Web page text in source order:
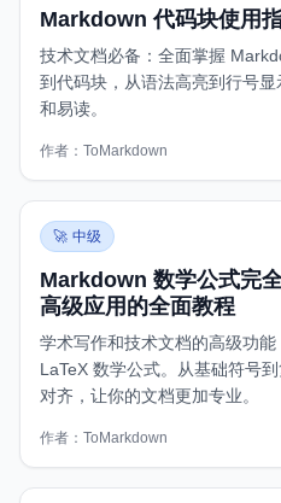
Markdown 代码块使用
技术文档必备：全面掌握
到代码块，从语法高亮到行号
和易读。
作者： ToMarkdown
https://
🚀 中级
Markdown 数学公式完
高级应用的全面教程
学术写作和技术文档的高级功
LaTeX 数学公式。从基础符号
对齐，让你的文档更加专业。
作者： ToMarkdown